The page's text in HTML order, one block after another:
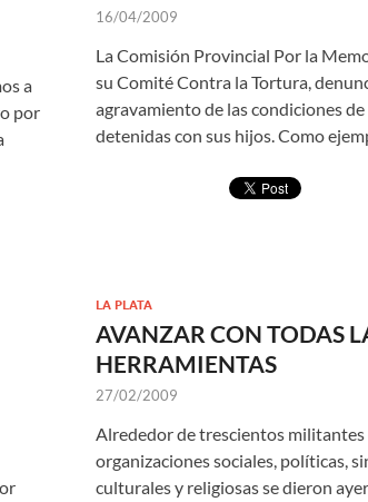
a
por
16/04/2009
La Comisión Provincial Por la
su Comité Contra la Tortura,
agravamiento de las condiciones
detenidas con sus hijos. Como
LA PLATA
AVANZAR CON TODAS
HERRAMIENTAS
27/02/2009
Alrededor de trescientos militantes
organizaciones sociales, políticas,
culturales y religiosas se dieron